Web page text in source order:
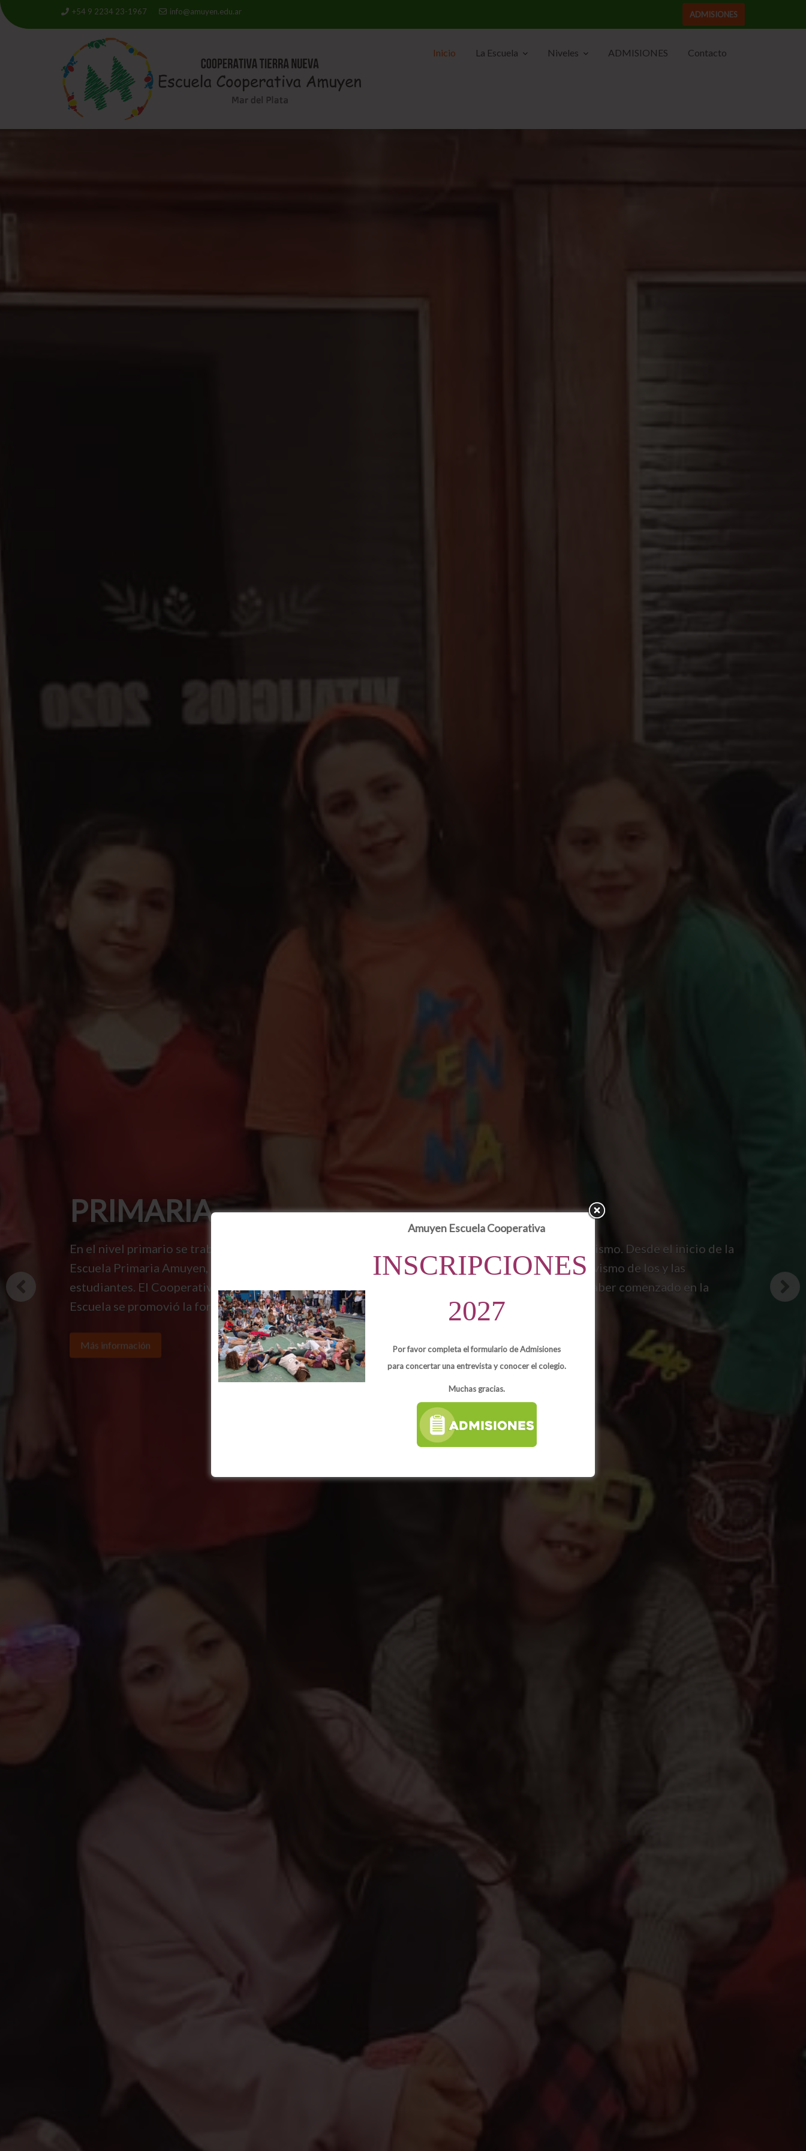
+54 9 2234 23-1967 info@amuyen.edu.ar ADMISIONES
Inicio La Escuela Niveles ADMISIONES Contacto
PRIMARIA
En el nivel primario se trabaja desde dos pilares fundamentales: el cooperativismo y el constructivismo. Desde el inicio de la
Escuela Primaria Amuyen, fue una preocupación y un objetivo organizar la formación en cooperativismo de los y las
estudiantes. El Cooperativismo Escolar dio respuesta a esta inquietud y por eso a pocos años de haber comenzado en la
Escuela se promovió la formación de una Cooperativa Escolar.
Más información
Amuyen Escuela Cooperativa
INSCRIPCIONES
2027
Por favor completa el formulario de Admisiones
para concertar una entrevista y conocer el colegio.
Muchas gracias.